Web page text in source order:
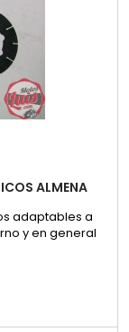
ALMENA
adaptables a
y en general
cuadradas.